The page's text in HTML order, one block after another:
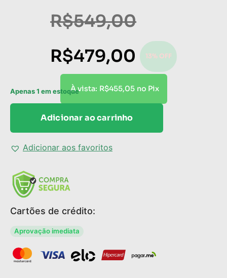
R$549,00
R$479,00 13% OFF
À vista: R$455,05 no Pix
Apenas 1 em estoque
Adicionar ao carrinho
Adicionar aos favoritos
Cartões de crédito:
Aprovação imediata